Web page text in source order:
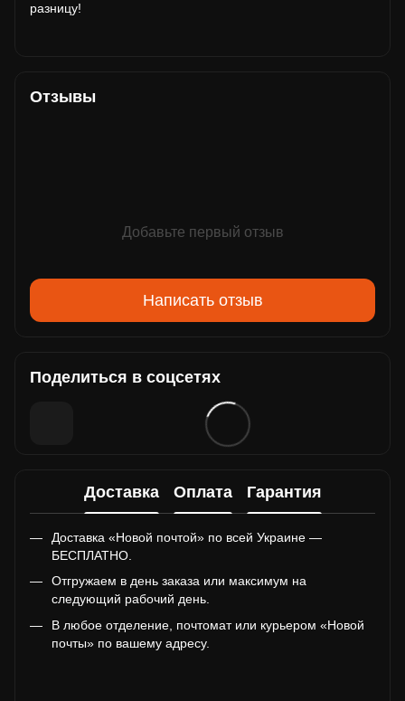
разницу!
Отзывы
Добавьте первый отзыв
Написать отзыв
Поделиться в соцсетях
Доставка Оплата Гарантия
Доставка «Новой почтой» по всей Украине —
БЕСПЛАТНО.
Отгружаем в день заказа или максимум на
следующий рабочий день.
В любое отделение, почтомат или курьером «Новой
почты» по вашему адресу.